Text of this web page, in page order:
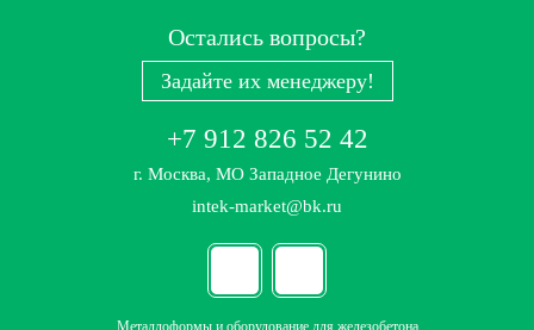
Остались вопросы?
Задайте их менеджеру!
+7 912 826 52 42
г. Москва, МО Западное Дегунино
intek-market@bk.ru
Металлоформы и оборудование для железобетона